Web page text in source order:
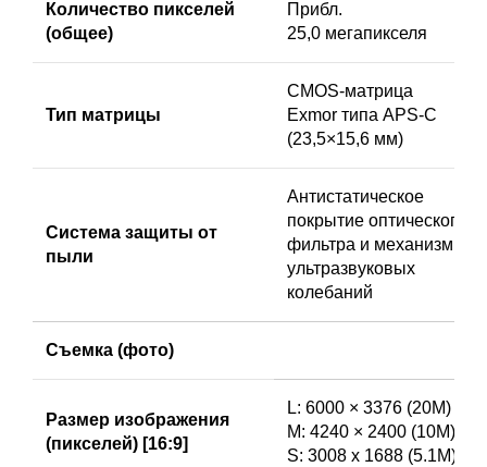
Количество пикселей
(общее)
Прибл.
25,0 мегапикселя
Тип матрицы
CMOS-матрица
Exmor типа APS-C
(23,5×15,6 мм)
Система защиты от
пыли
Антистатическое
покрытие оптического
фильтра и механизм
ультразвуковых
колебаний
Съемка (фото)
Размер изображения
(пикселей) [16:9]
L: 6000 × 3376 (20М)
М: 4240 × 2400 (10M),
S: 3008 x 1688 (5.1M)